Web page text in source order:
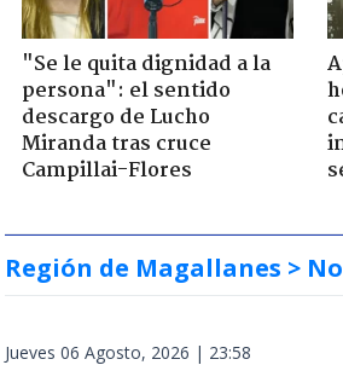
"Se le quita dignidad a la
persona": el sentido
descargo de Lucho
Miranda tras cruce
Campillai-Flores
Región de Magallanes >
Jueves 06 Agosto, 2026 | 23:58